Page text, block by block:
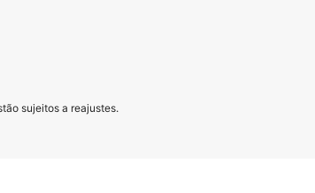
sujeitos a reajustes.